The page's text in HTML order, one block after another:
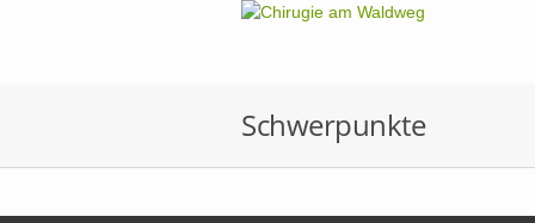
Schwerpunkte